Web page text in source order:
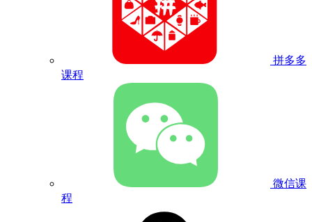
拼多多
课程
微信课
程